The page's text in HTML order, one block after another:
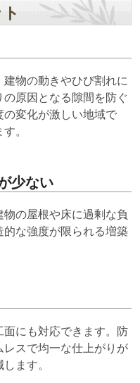
物の動きやひび割れに
原因となる隙間を防ぐ
の変化が激しい地域で
。
少ない
の屋根や床に過剰な負
な強度が限られる増築
にも対応できます。防
スで均一な仕上がりが
ます。